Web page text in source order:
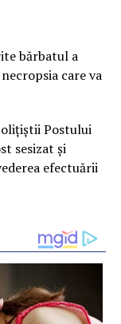
bărbatul a
care va
Postului
sesizat și
efectuării